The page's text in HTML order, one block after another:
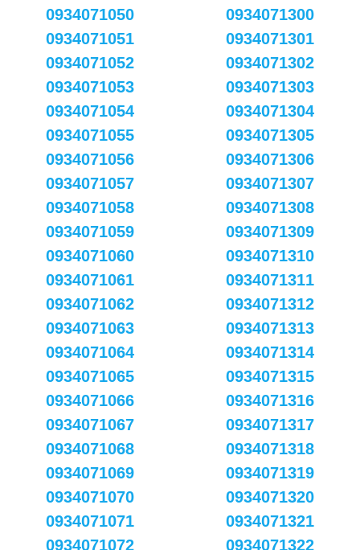
0934071050
0934071051
0934071052
0934071053
0934071054
0934071055
0934071056
0934071057
0934071058
0934071059
0934071060
0934071061
0934071062
0934071063
0934071064
0934071065
0934071066
0934071067
0934071068
0934071069
0934071070
0934071071
0934071072
0934071300
0934071301
0934071302
0934071303
0934071304
0934071305
0934071306
0934071307
0934071308
0934071309
0934071310
0934071311
0934071312
0934071313
0934071314
0934071315
0934071316
0934071317
0934071318
0934071319
0934071320
0934071321
0934071322